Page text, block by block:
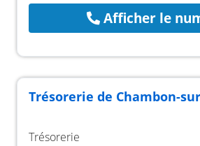
Afficher le
Trésorerie de Chambon-
Trésorerie